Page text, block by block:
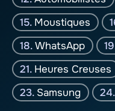
Moustiques
WhatsApp
Heures Creuses
Samsung